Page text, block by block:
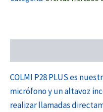
COLMI P28 PLUS es
micrófono y un altavoz
realizar llamadas